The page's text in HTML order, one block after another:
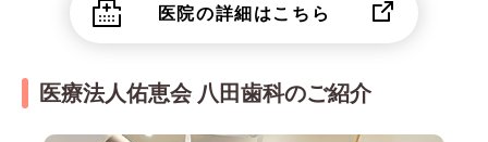
医院の詳細はこちら
医療法人佑恵会 八田歯科のご紹介